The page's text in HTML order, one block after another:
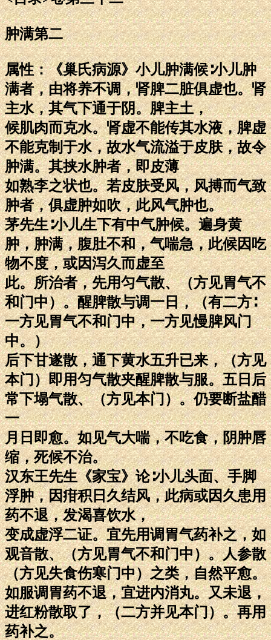
肿满第二
属性：《巢氏病源》小儿肿满候∶小儿肿
满者，由将养不调，肾脾二脏俱虚也。肾
主水，其气下通于阴。脾主土，
候肌肉而克水。肾虚不能传其水液，脾虚
不能克制于水，故水气流溢于皮肤，故令
肿满。其挟水肿者，即皮薄
如熟李之状也。若皮肤受风，风搏而气致
肿者，俱虚肿如吹，此风气肿也。
茅先生∶小儿生下有中气肿候。遍身黄
肿，肿满，腹肚不和，气喘急，此候因吃
物不度，或因泻久而虚至
此。所治者，先用匀气散、（方见胃气不
和门中）。醒脾散与调一日，（有二方∶
一方见胃气不和门中，一方见慢脾风门
中。）
后下甘遂散，通下黄水五升已来，（方见
本门）即用匀气散夹醒脾散与服。五日后
常下塌气散、（方见本门）。仍要断盐醋
一
月日即愈。如见气大喘，不吃食，阴肿唇
缩，死候不治。
汉东王先生《家宝》论∶小儿头面、手脚
浮肿，因疳积日久结风，此病或因久患用
药不退，发渴喜饮水，
变成虚浮二证。宜先用调胃气药补之，如
观音散、（方见胃气不和门中）。人参散
（方见失食伤寒门中）之类，自然平愈。
如服调胃药不退，宜进内消丸。又未退，
进红粉散取了，（二方并见本门）。再用
药补之。